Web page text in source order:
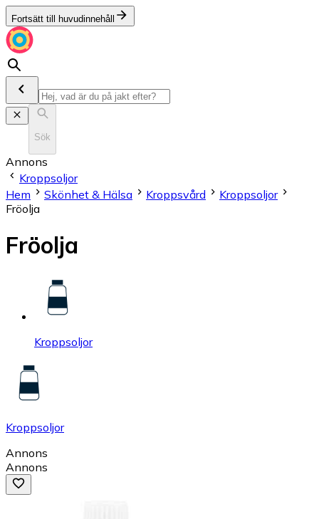
Fortsätt till huvudinnehåll
Sök
Annons
Kroppsoljor
Hem
Skönhet & Hälsa Kroppsvård
Kroppsoljor
Fröolja
Fröolja
Kroppsoljor
Kroppsoljor
Annons
Annons